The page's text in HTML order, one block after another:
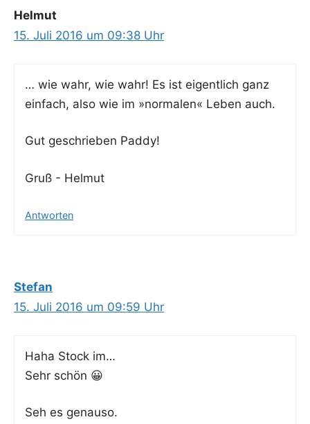
Helmut
15. Juli 2016 um 09:38 Uhr
… wie wahr, wie wahr! Es ist eigent­lich ganz
ein­fach, also wie im »nor­ma­len« Leben auch.
Gut geschrie­ben Paddy!
Gruß - Helmut
Antworten
Stefan
15. Juli 2016 um 09:59 Uhr
Haha Stock im…
Sehr schön 😀
Seh es genauso.